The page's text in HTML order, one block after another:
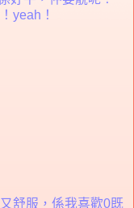
yeah！
舒服，係我喜歡0既